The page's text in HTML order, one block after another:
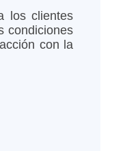
los clientes
condiciones
con la